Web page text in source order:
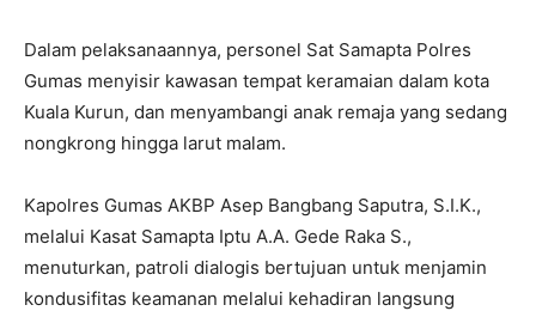
Dalam pelaksanaannya, personel Sat Samapta Polres
Gumas menyisir kawasan tempat keramaian dalam kota
Kuala Kurun, dan menyambangi anak remaja yang sedang
nongkrong hingga larut malam.
Kapolres Gumas AKBP Asep Bangbang Saputra, S.I.K.,
melalui Kasat Samapta Iptu A.A. Gede Raka S.,
menuturkan, patroli dialogis bertujuan untuk menjamin
kondusifitas keamanan melalui kehadiran langsung